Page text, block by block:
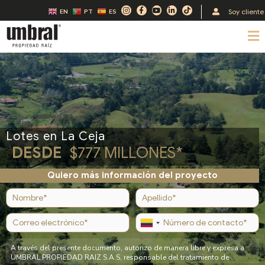
al
contenido
EN PT ES I
n
s
a
m
F
a
c
k
-
f
Y
o
u
L
i
n
n
-
i
n
T
i
k
Soy cliente
Lotes en La Ceja
DESDE $777 MILLONES*
Quiero más información del proyecto
Por favor, deja este campo vacío.
A través del presente documento, autorizo de manera libre y expresa a
UMBRAL PROPIEDAD RAIZ S.A.S, responsable del tratamiento de